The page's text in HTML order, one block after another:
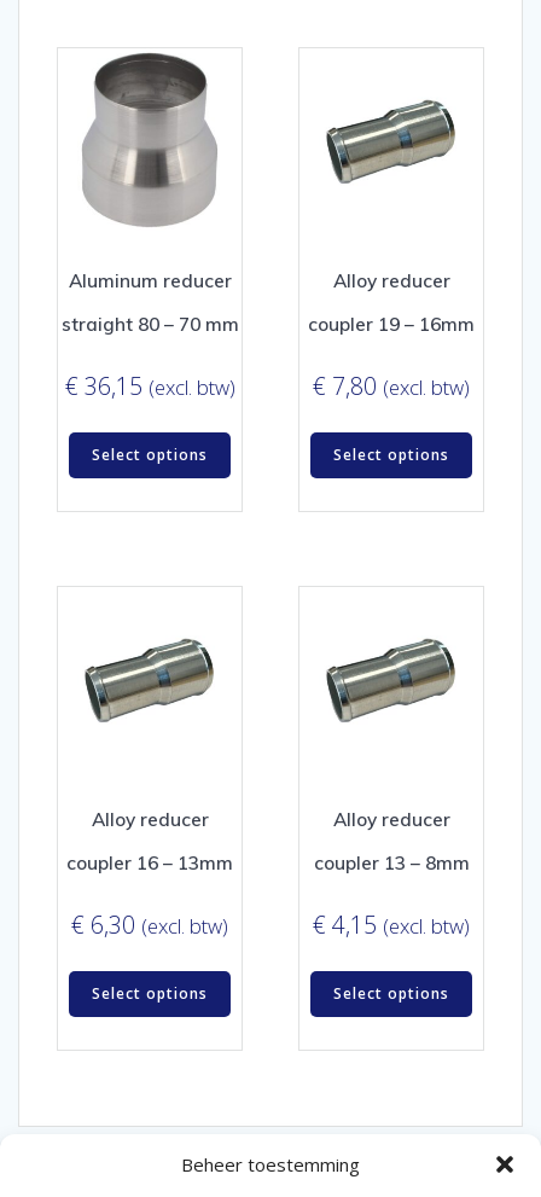
Beheer toestemming
Aluminum reducer
straight 80 – 70 mm
€ 36,15 (excl. btw)
Select options
Alloy reducer
coupler 19 – 16mm
€ 7,80 (excl. btw)
Select options
Alloy reducer
coupler 16 – 13mm
€ 6,30 (excl. btw)
Select options
Alloy reducer
coupler 13 – 8mm
€ 4,15 (excl. btw)
Select options